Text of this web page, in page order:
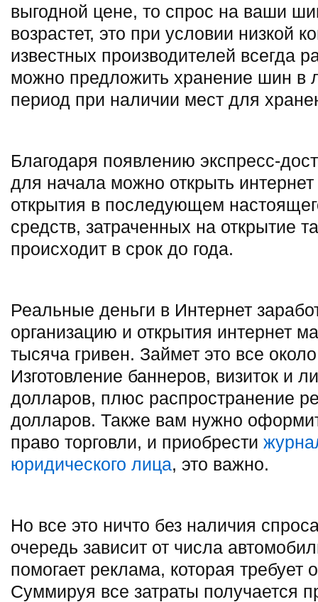
выгодной цене, то спрос на ваши
возрастет, это при условии низкой
известных производителей всегда
можно предложить хранение шин в
период при наличии мест для
Благодаря появлению экспресс-
для начала можно открыть интернет
открытия в последующем
средств, затраченных на открытие
происходит в срок до года.
Реальные деньги в Интернет
организацию и открытия интернет
тысяча гривен. Займет это все
Изготовление баннеров, визиток и
долларов, плюс распространение
долларов. Также вам нужно
право торговли, и приобрести
юридического лица, это важно.
Но все это ничто без наличия
очередь зависит от числа
помогает реклама, которая требует
Суммируя все затраты получается